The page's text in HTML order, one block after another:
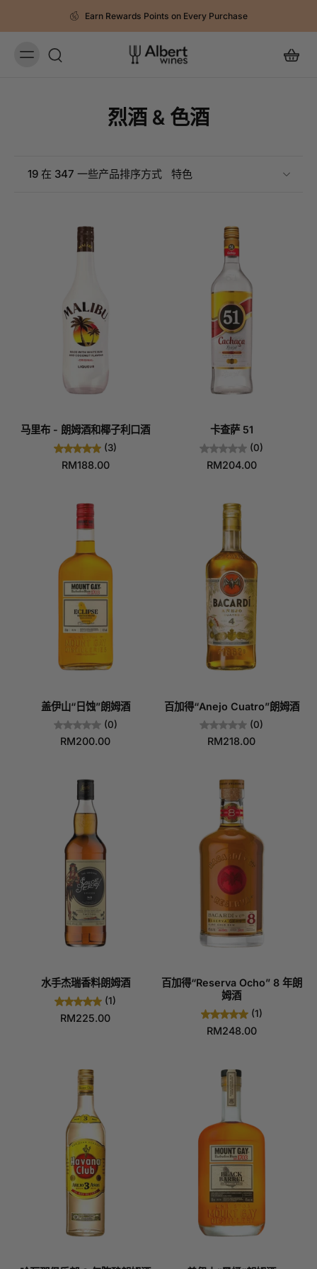
Earn Rewards Points on Every Purchase
烈酒 & 色酒
19 在 347 一些产品排序方式
马里布 - 朗姆酒和椰子利口酒
(3)
RM188.00
卡查萨 51
(0)
RM204.00
盖伊山“日蚀”朗姆酒
(0)
RM200.00
百加得“Anejo Cuatro”朗姆酒
(0)
RM218.00
水手杰瑞香料朗姆酒
(1)
RM225.00
百加得“Reserva Ocho” 8 年朗
姆酒
(1)
RM248.00